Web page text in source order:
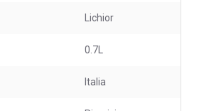
Lichior
0.7L
Italia